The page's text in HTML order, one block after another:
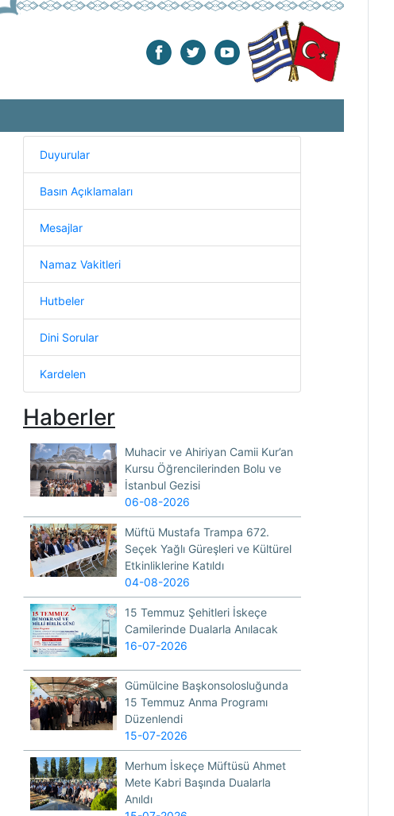
Duyurular
Basın Açıklamaları
Mesajlar
Namaz Vakitleri
Hutbeler
Dini Sorular
Kardelen
Haberler
Muhacir ve Ahiriyan Camii Kur’an
Kursu Öğrencilerinden Bolu ve
İstanbul Gezisi
06-08-2026
Müftü Mustafa Trampa 672.
Seçek Yağlı Güreşleri ve Kültürel
Etkinliklerine Katıldı
04-08-2026
15 Temmuz Şehitleri İskeçe
Camilerinde Dualarla Anılacak
16-07-2026
Gümülcine Başkonsolosluğunda
15 Temmuz Anma Programı
Düzenlendi
15-07-2026
Merhum İskeçe Müftüsü Ahmet
Mete Kabri Başında Dualarla
Anıldı